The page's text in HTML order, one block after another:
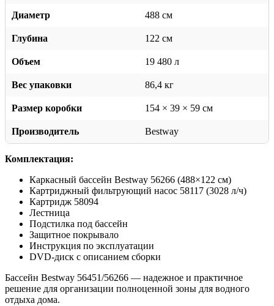
Диаметр 488 см
Глубина 122 см
Объем 19 480 л
Вес упаковки 86,4 кг
Размер коробки 154 × 39 × 59 см
Производитель Bestway
Комплектация:
Каркасный бассейн Bestway 56266 (488×122 см)
Картриджный фильтрующий насос 58117 (3028 л/ч)
Картридж 58094
Лестница
Подстилка под бассейн
Защитное покрывало
Инструкция по эксплуатации
DVD-диск с описанием сборки
Бассейн Bestway 56451/56266 — надежное и практичное
решение для организации полноценной зоны для водного
отдыха дома.